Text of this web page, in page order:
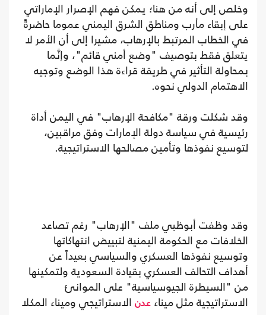
وخلص إلى أنه من هنا؛ يمكن فهم الإصرار الإماراتي
على إبقاء مأرب ومناطق الشرق اليمني عموما حاضرةً
في الخطاب المرتبط بالإرهاب، مشيرا إلى أن الأمر لا
يتعلق فقط بتوصيف "وضع أمني قائم"، وإنَّما
بمحاولة التأثير في طريقة قراءة هذا الوضع وتوجيه
الاهتمام الدولي نحوه.
وقد شكلت ورقة "مكافحة الإرهاب" في اليمن أداة
رئيسية في سياسة دولة الإمارات وفق مراقبين،
لتوسيع نفوذها وتأمين مصالحها الاستراتيجية.
وقد وظفت أبوظبي ملف "الإرهاب" رغم تصاعد
الخلافات مع الحكومة اليمنية لتبييض انتهاكاتها
وتوسيع نفوذها العسكري والسياسي بعيداً عن
أهداف التحالف العسكري بقيادة السعودية ولتمكينها
من "السيطرة الجيوسياسية" على الموانئ
الاستراتيجية مثل ميناء عدن الاستراتيجي وميناء المكلا